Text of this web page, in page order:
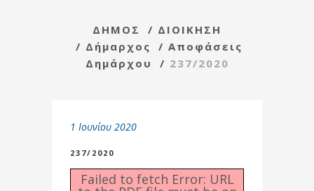
ΔΗΜΟΣ / ΔΙΟΙΚΗΣΗ
/ Δήμαρχος / Αποφάσεις
Δημάρχου
/ 237/2020
1 Ιουνίου 2020
237/2020
Failed to fetch Error: URL